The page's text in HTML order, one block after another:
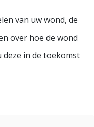
van uw wond, de
over hoe de wond
in de toekomst